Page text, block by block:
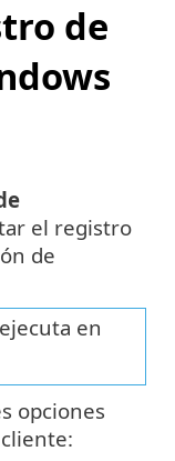
de
el registro
de
en
opciones